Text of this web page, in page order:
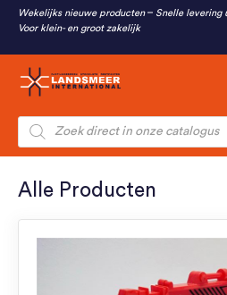
Wekelijks nieuwe producten
Snelle levering
Voor klein- en groot zakelijk
Producten
zoeken
Alle Producten